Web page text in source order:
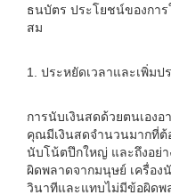
ธนบัตร ประโยชน์ของการ
สม
1. ประหยัดเวลาและเพิ่มป
การนับเงินสดด้วยตนเองอ
คุณมีเงินสดจำนวนมากที่ต้
นับโน้ตปึกใหญ่ และถึงอย่า
ผิดพลาดจากมนุษย์ เครื่อง
วินาทีและแทบไม่มีข้อผิดพ